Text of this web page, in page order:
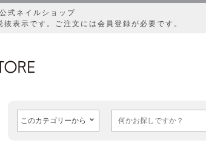
式ネイルショップ
表示です。ご注文には会員登録が必要です。